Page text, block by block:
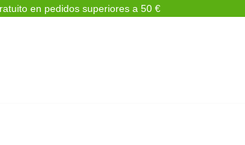
en pedidos superiores a 50 €